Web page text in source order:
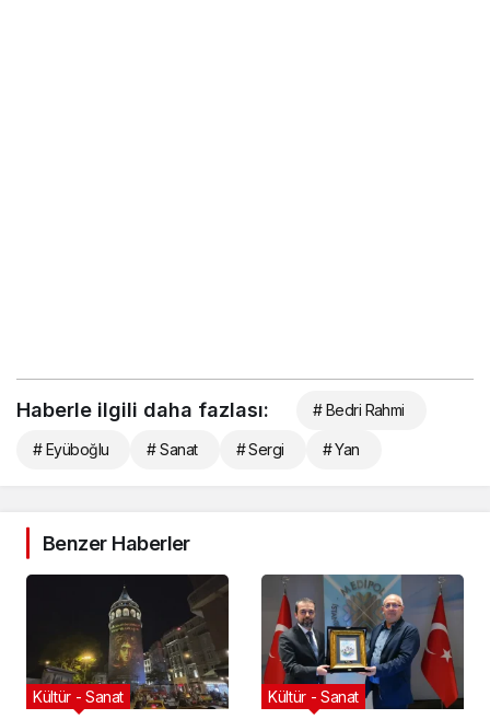
Haberle ilgili daha fazlası: # Bedri Rahmi
# Eyüboğlu # Sanat # Sergi # Yan
Benzer Haberler
Kültür - Sanat Kültür - Sanat